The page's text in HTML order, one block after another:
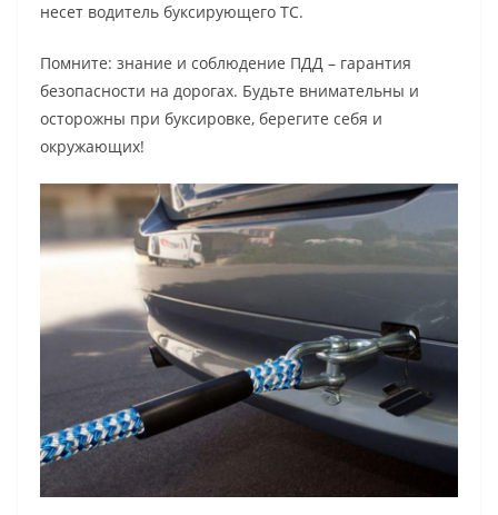
несет водитель буксирующего ТС.
Помните: знание и соблюдение ПДД – гарантия
безопасности на дорогах. Будьте внимательны и
осторожны при буксировке, берегите себя и
окружающих!